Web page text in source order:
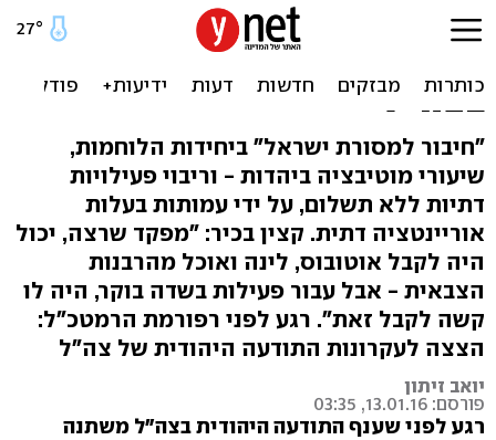
מ"ימי ישיבה" ועד שיעורי
זוגיות: "תודעה יהודית"
בצה"ל
"חיבור למסורת ישראל" ביחידות הלוחמות,
שיעורי מוטיבציה ביהדות - וריבוי פעילויות
דתיות ללא תשלום, על ידי עמותות בעלות
אוריינטציה דתית. קצין בכיר: "מפקד שרצה, יכול
היה לקבל אוטובוס, לינה ואוכל מהרבנות
הצבאית - אבל עבור פעילות בשדה בוקר, היה לו
קשה לקבל זאת". רגע לפני רפורמת הרמטכ"ל:
הצצה לעקרונות התודעה היהודית של צה"ל
יואב זיתון
פורסם: 13.01.16, 03:35
רגע לפני שענף התודעה היהודית בצה"ל משתנה